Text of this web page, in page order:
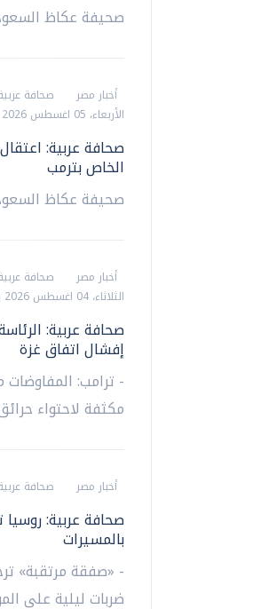
صحيفة عكاظ
أخبار مصر
صحافة
الأربعاء، 05 اغسطس 2026 06:21 ص
صحافة عربية:
الخاص بترمب
صحيفة عكاظ
أخبار مصر
صحافة
الثلاثاء، 04 اغسطس 2026 05:25 ص
صحافة عربية:
إفشال اتفاق غزة
- ترامب: المفاوضات
مكثفة لاحتواء
أخبار مصر صحافة
صحافة عربية:
بالمسيرات
- «صفقة مرتقبة»
ضربات ليلية على